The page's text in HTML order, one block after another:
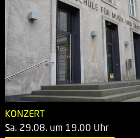
KONZERT
Sa. 29.08. um 19.00 Uhr